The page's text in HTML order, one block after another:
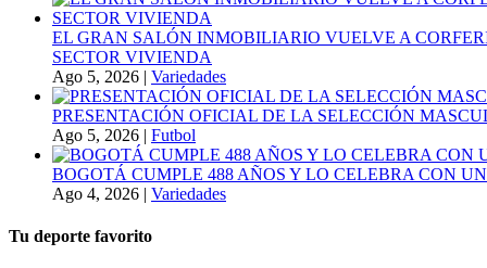
EL GRAN SALÓN INMOBILIARIO VUELVE A
SECTOR VIVIENDA
Ago 5, 2026 | Variedades
PRESENTACIÓN OFICIAL DE LA SELECCIÓN
Ago 5, 2026 | Futbol
BOGOTÁ CUMPLE 488 AÑOS Y LO CELEBRA CON
Ago 4, 2026 | Variedades
Tu deporte favorito